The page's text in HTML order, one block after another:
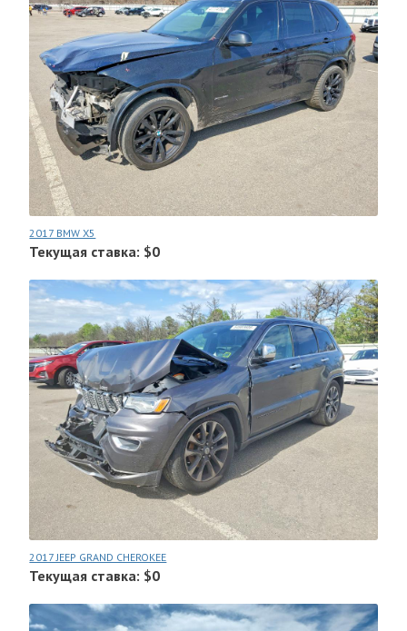
2017 BMW X5
Текущая ставка: $0
2017 JEEP GRAND CHEROKEE
Текущая ставка: $0